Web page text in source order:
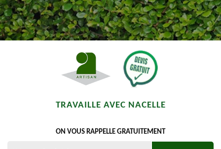
TRAVAILLE AVEC NACELLE
ON VOUS RAPPELLE GRATUITEMENT